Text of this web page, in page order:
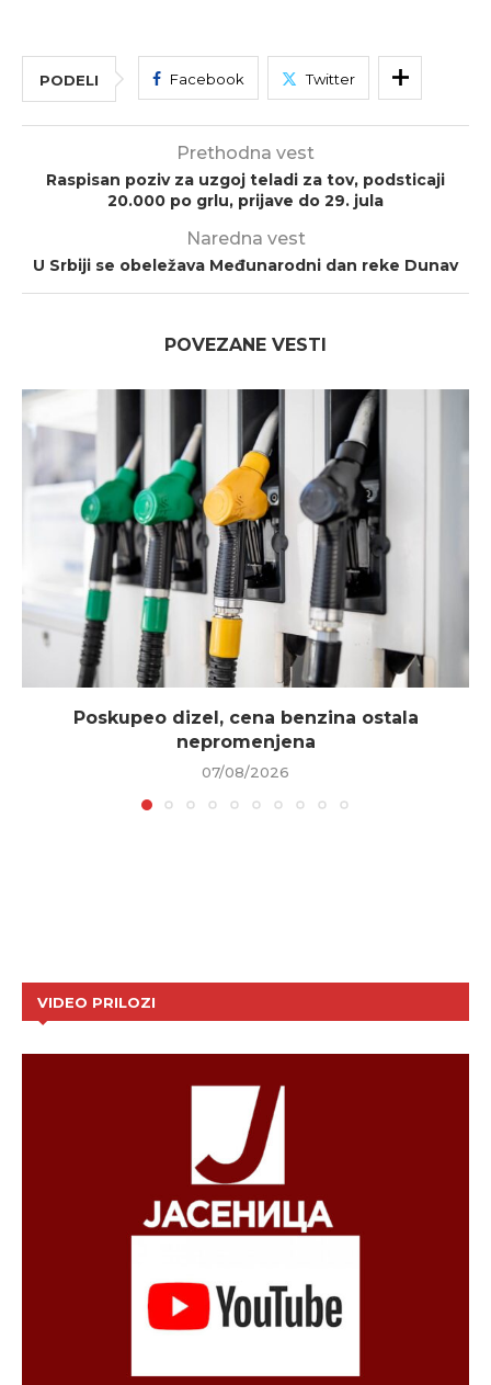
PODELI Facebook Twitter
Prethodna vest
Raspisan poziv za uzgoj teladi za tov, podsticaji
20.000 po grlu, prijave do 29. jula
Naredna vest
U Srbiji se obeležava Međunarodni dan reke Dunav
POVEZANE VESTI
Poskupeo dizel, cena benzina ostala
nepromenjena
07/08/2026
VIDEO PRILOZI